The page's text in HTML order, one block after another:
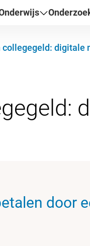
collegegeld: digitale
door